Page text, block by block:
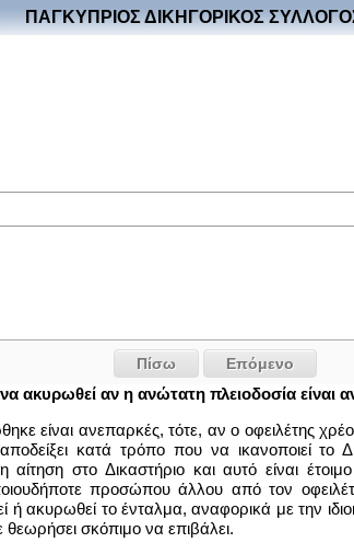
ΠΑΓΚΥΠΡΙΟΣ ΔΙΚΗΓΟΡΙΚΟΣ
Πίσω
Επόμενο
ακυρωθεί αν η ανώτατη πλειοδοσία είναι
είναι ανεπαρκές, τότε, αν ο οφειλέτης
κατά τρόπο που να ικανοποιεί
στο Δικαστήριο και αυτό είναι
προσώπου άλλου από τον
ή ακυρωθεί το ένταλμα, αναφορικά με την
θεωρήσει σκόπιμο να επιβάλει.